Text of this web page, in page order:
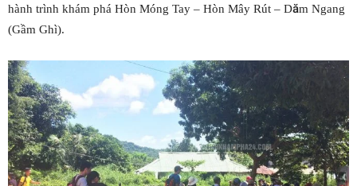
hành trình khám phá Hòn Móng Tay – Hòn Mây Rút – Dăm Ngang
(Gầm Ghì).